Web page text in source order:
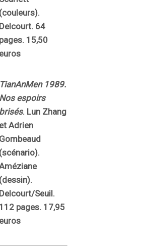
(couleurs).
Delcourt. 64
pages. 15,50
euros
TianAnMen 1989.
Nos espoirs
brisés. Lun Zhang
et Adrien
Gombeaud
(scénario).
(dessin).
Delcourt/Seuil.
112 pages. 17,95
euros